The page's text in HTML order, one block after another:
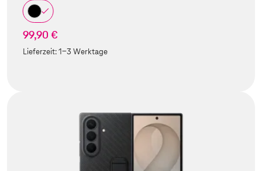
99,90 €
Lieferzeit:1-3 Werktage